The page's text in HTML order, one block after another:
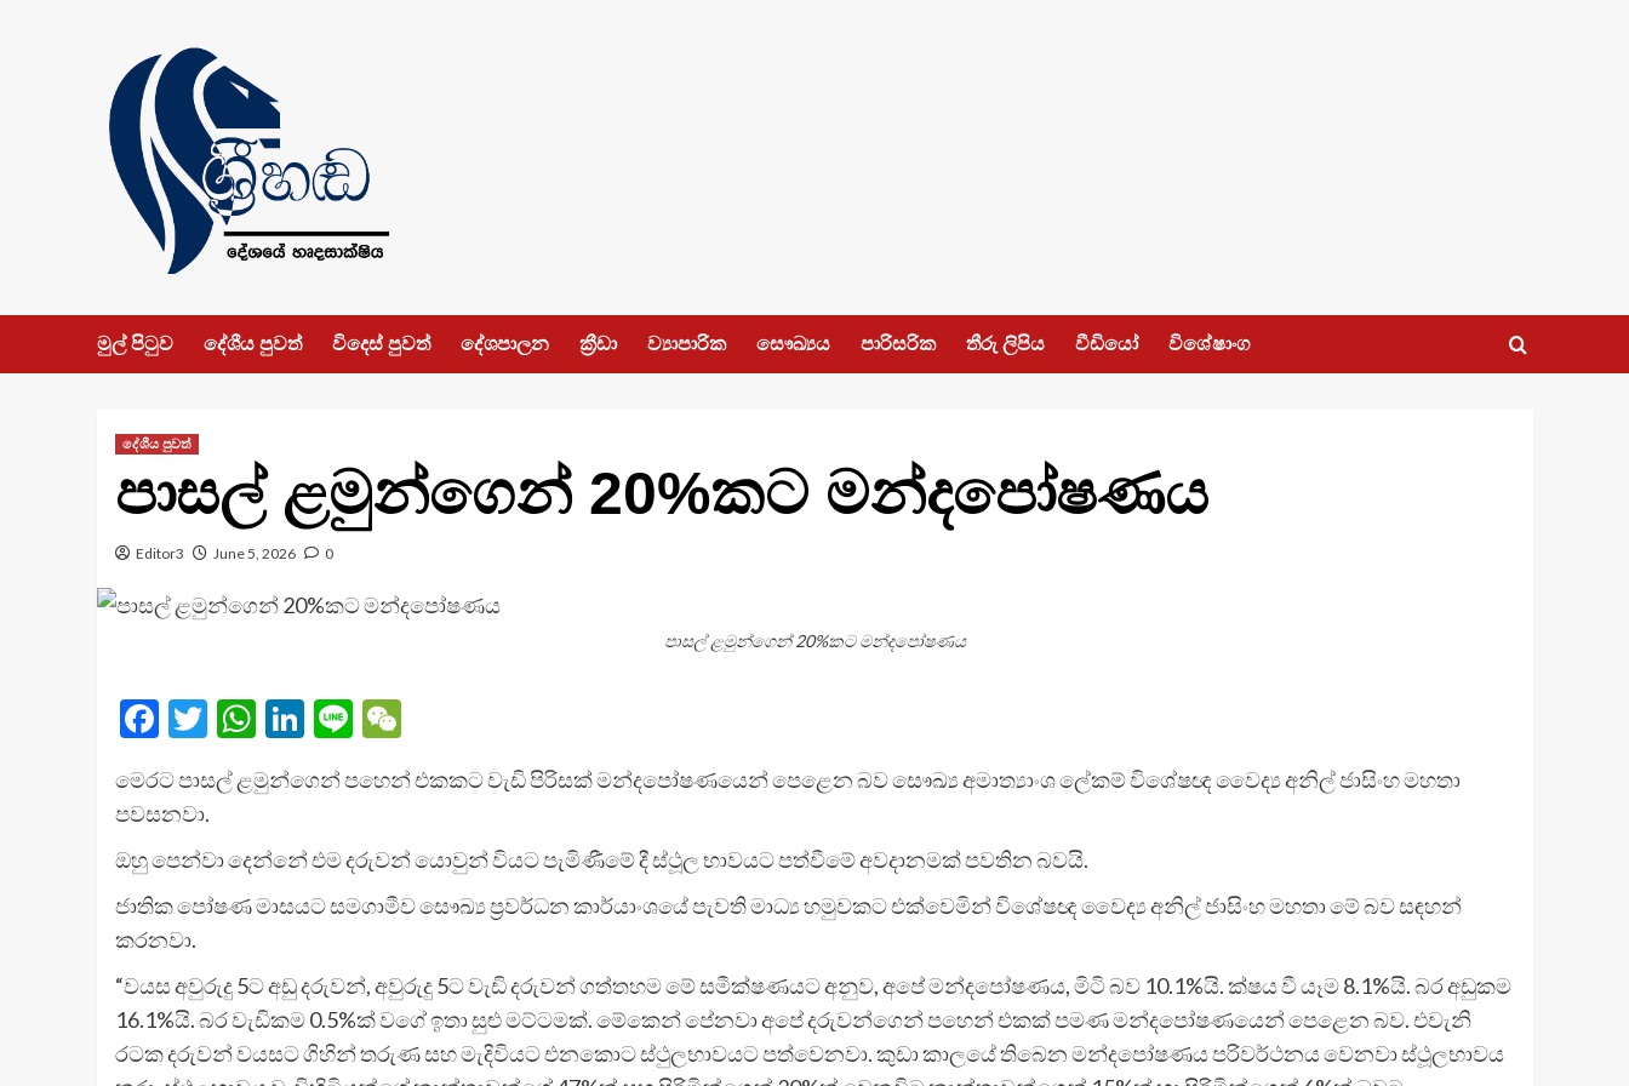
මුල් පිටුව දේශීය පුවත් විදෙස් පුවත් දේශපාලන ක්‍රීඩා ව්‍යාපාරික සෞඛ්‍යය පාරිසරික තීරු ලිපිය වීඩියෝ විශේෂාංග
දේශීය පුවත්
පාසල් ළමුන්ගෙන් 20%කට මන්දපෝෂණය
Editor3 June 5, 2026 0
පාසල් ළමුන්ගෙන් 20%කට මන්දපෝෂණය
Facebook
Twitter
WhatsApp
LinkedIn
LineWeChat
මෙරට පාසල් ළමුන්ගෙන් පහෙන් එකකට වැඩි පිරිසක් මන්දපෝෂණයෙන් පෙළෙන බව සෞඛ්‍ය අමාත්‍යාංශ ලේකම් විශේෂඥ වෛද්‍ය අනිල් ජාසිංහ මහතා
පවසනවා.
ඔහු පෙන්වා දෙන්නේ එම දරුවන් යොවුන් වියට පැමිණීමේ දී ස්ථූල භාවයට පත්වීමේ අවදානමක් පවතින බවයි.
ජාතික පෝෂණ මාසයට සමගාමීව සෞඛ්‍ය ප්‍රවර්ධන කාර්යාංශයේ පැවති මාධ්‍ය හමුවකට එක්වෙමින් විශේෂඥ වෛද්‍ය අනිල් ජාසිංහ මහතා මේ බව සඳහන්
කරනවා.
“වයස අවුරුදු 5ට අඩු දරුවන්, අවුරුදු 5ට වැඩි දරුවන් ගත්තහම මේ සමීක්ෂණයට අනුව, අපේ මන්දපෝෂණය, මිටි බව 10.1%යි. ක්ෂය වී යෑම 8.1%යි. බර අඩුකම
16.1%යි. බර වැඩිකම 0.5%ක් වගේ ඉතා සුළු මට්ටමක්. මේකෙන් පේනවා අපේ දරුවන්ගෙන් පහෙන් එකක් පමණ මන්දපෝෂණයෙන් පෙළෙන බව. එවැනි
රටක දරුවන් වයසට ගිහින් තරුණ සහ මැදිවියට එනකොට ස්ථුලභාවයට පත්වෙනවා. කුඩා කාලයේ තිබෙන මන්දපෝෂණය පරිවර්ථනය වෙනවා ස්ථූලභාවය